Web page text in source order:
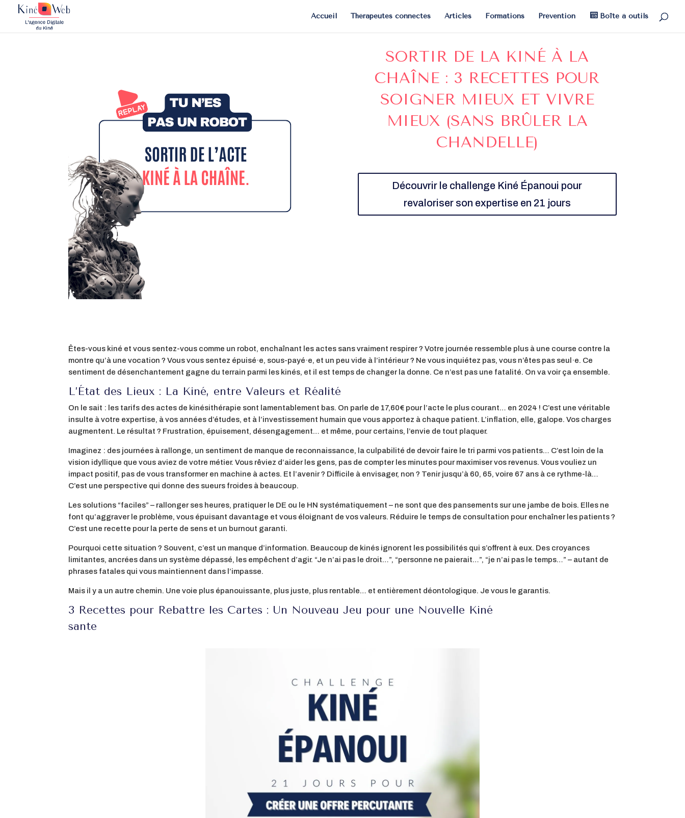
Accueil Thérapeutes connectés Articles Formations Prévention Boîte à outils
SORTIR DE LA KINÉ À LA
CHAÎNE : 3 RECETTES POUR
SOIGNER MIEUX ET VIVRE
MIEUX (SANS BRÛLER LA
CHANDELLE)
Découvrir le challenge Kiné Épanoui pour
revaloriser son expertise en 21 jours
Êtes-vous kiné et vous sentez-vous comme un robot, enchaînant les actes sans vraiment respirer ? Votre journée ressemble plus à une course contre la
montre qu’à une vocation ? Vous vous sentez épuisé·e, sous-payé·e, et un peu vide à l’intérieur ? Ne vous inquiétez pas, vous n’êtes pas seul·e. Ce
sentiment de désenchantement gagne du terrain parmi les kinés, et il est temps de changer la donne. Ce n’est pas une fatalité. On va voir ça ensemble.
L’État des Lieux : La Kiné, entre Valeurs et Réalité
On le sait : les tarifs des actes de kinésithérapie sont lamentablement bas. On parle de 17,60€ pour l’acte le plus courant… en 2024 ! C’est une véritable
insulte à votre expertise, à vos années d’études, et à l’investissement humain que vous apportez à chaque patient. L’inflation, elle, galope. Vos charges
augmentent. Le résultat ? Frustration, épuisement, désengagement… et même, pour certains, l’envie de tout plaquer.
Imaginez : des journées à rallonge, un sentiment de manque de reconnaissance, la culpabilité de devoir faire le tri parmi vos patients… C’est loin de la
vision idyllique que vous aviez de votre métier. Vous rêviez d’aider les gens, pas de compter les minutes pour maximiser vos revenus. Vous vouliez un
impact positif, pas de vous transformer en machine à actes. Et l’avenir ? Difficile à envisager, non ? Tenir jusqu’à 60, 65, voire 67 ans à ce rythme-là…
C’est une perspective qui donne des sueurs froides à beaucoup.
Les solutions “faciles” – rallonger ses heures, pratiquer le DE ou le HN systématiquement – ne sont que des pansements sur une jambe de bois. Elles ne
font qu’aggraver le problème, vous épuisant davantage et vous éloignant de vos valeurs. Réduire le temps de consultation pour enchaîner les patients ?
C’est une recette pour la perte de sens et un burnout garanti.
Pourquoi cette situation ? Souvent, c’est un manque d’information. Beaucoup de kinés ignorent les possibilités qui s’offrent à eux. Des croyances
limitantes, ancrées dans un système dépassé, les empêchent d’agir. “Je n’ai pas le droit…”, “personne ne paierait…”, “je n’ai pas le temps…” – autant de
phrases fatales qui vous maintiennent dans l’impasse.
Mais il y a un autre chemin. Une voie plus épanouissante, plus juste, plus rentable… et entièrement déontologique. Je vous le garantis.
3 Recettes pour Rebattre les Cartes : Un Nouveau Jeu pour une Nouvelle Kiné
sante